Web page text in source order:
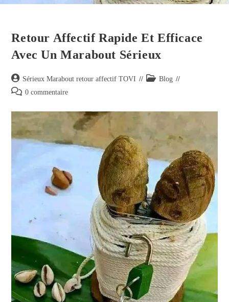
Retour Affectif Rapide Et Efficace
Avec Un Marabout Sérieux
Sérieux Marabout retour affectif TOVI
Blog
0 commentaire